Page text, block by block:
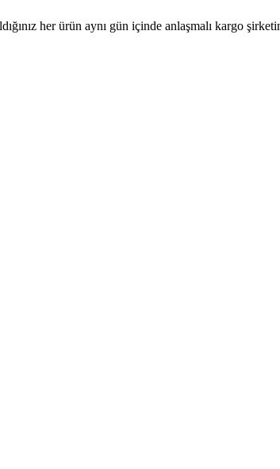
her ürün aynı gün içinde anlaşmalı kargo